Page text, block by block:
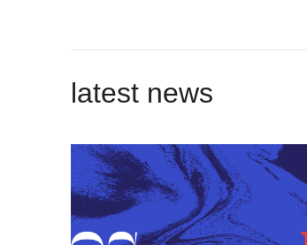
latest news